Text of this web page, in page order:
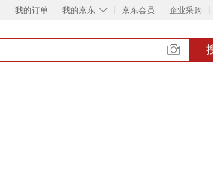
我的订单 ◇
我的京东 京东会员 企业采购